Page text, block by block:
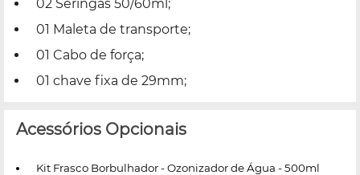
02 Seringas 50/60ml;
01 Maleta de transporte;
01 Cabo de força;
01 chave fixa de 29mm;
Acessórios Opcionais
Kit Frasco Borbulhador - Ozonizador de Água - 500ml